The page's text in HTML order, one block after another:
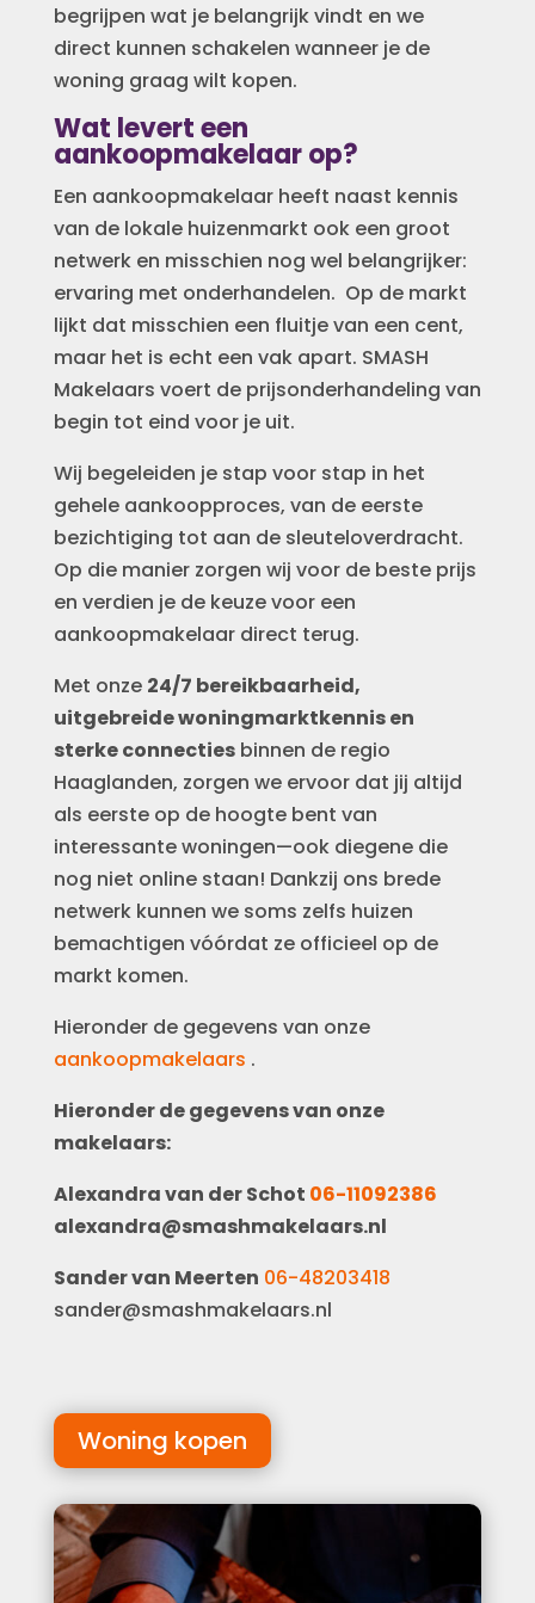
begrijpen wat je belangrijk vindt en we
direct kunnen schakelen wanneer je de
woning graag wilt kopen.
Wat levert een
aankoopmakelaar op?
Een aankoopmakelaar heeft naast kennis
van de lokale huizenmarkt ook een groot
netwerk en misschien nog wel belangrijker:
ervaring met onderhandelen. Op de markt
lijkt dat misschien een fluitje van een cent,
maar het is echt een vak apart. SMASH
Makelaars voert de prijsonderhandeling van
begin tot eind voor je uit.
Wij begeleiden je stap voor stap in het
gehele aankoopproces, van de eerste
bezichtiging tot aan de sleuteloverdracht.
Op die manier zorgen wij voor de beste prijs
en verdien je de keuze voor een
aankoopmakelaar direct terug.
Met onze 24/7 bereikbaarheid,
uitgebreide woningmarktkennis en
sterke connectiesbinnen de regio
Haaglanden, zorgen we ervoor dat jij altijd
als eerste op de hoogte bent van
interessante woningen—ook diegene die
nog niet online staan! Dankzij ons brede
netwerk kunnen we soms zelfs huizen
bemachtigen vóórdat ze officieel op de
markt komen.
Hieronder de gegevens van onze
aankoopmakelaars .
Hieronder de gegevens van onze
makelaars:
Alexandra van der Schot 06-11092386
alexandra@smashmakelaars.nl
Sander van Meerten 06-48203418
sander@smashmakelaars.nl
Woning kopen